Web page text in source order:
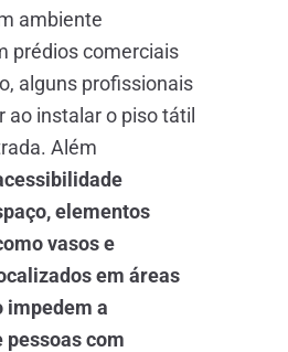
ambiente
prédios comerciais
alguns profissionais
ao instalar o piso tátil
Além
elementos
vasos e
em áreas
impedem a
pessoas com